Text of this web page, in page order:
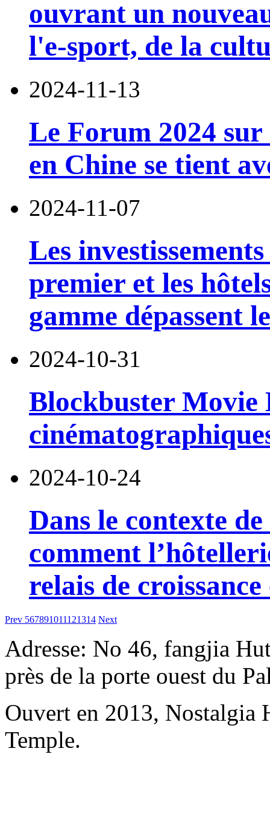
ouvrant un
l'e-sport, de la
2024-11-13
Le Forum 2024
en Chine se tient
2024-11-07
Les
premier et les
gamme dépassent
2024-10-31
Blockbuster Movie
2024-10-24
Dans le contexte
comment
relais de
Prev 567891011121314 Next
Adresse: No 46, fangjia
près de la porte ouest du
Ouvert en 2013, Nostalgia
Temple.